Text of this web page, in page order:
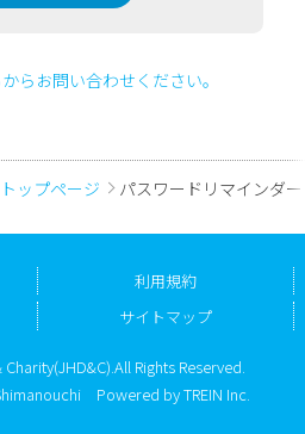
らお問い合わせください。
ップページ パスワードリマインダー
利用規約
サイトマップ
Rights Reserved.
Powered byTREIN Inc.